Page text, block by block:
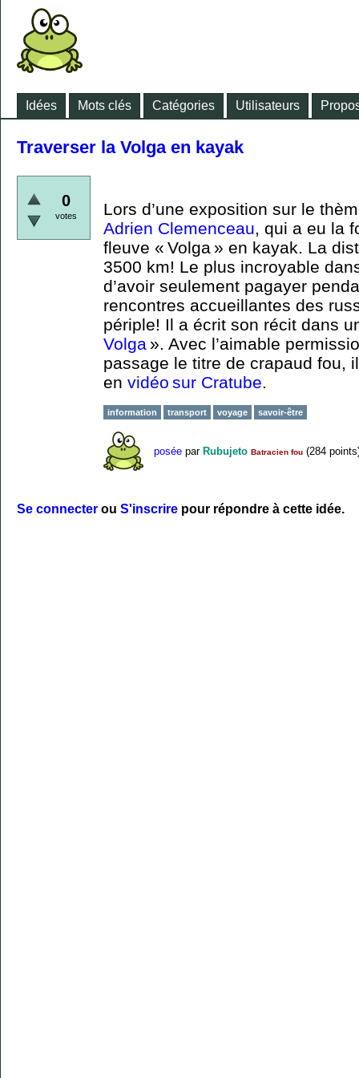
Idées Mots clés Catégories Utilisateurs
Traverser la Volga en kayak
0
votes
Lors d’une exposition sur le
Adrien Clemenceau, qui a eu la
fleuve « Volga » en kayak. La
3500 km! Le plus incroyable
d’avoir seulement pagayer
rencontres accueillantes des
périple! Il a écrit son récit dans
Volga ». Avec l’aimable
passage le titre de crapaud fou,
en vidéo sur Cratube.
information transport voyage savoir-être
posée par Rubujeto Batracien fou (284
Se connecter ou S'inscrire pour répondre à cette idée.